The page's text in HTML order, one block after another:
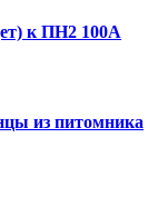
к ПН2 100А
из питомника